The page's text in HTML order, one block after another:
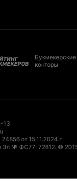
Букмекерские
конторы
13
от 15.11.2024 г
Эл № ФС77-72812. ©